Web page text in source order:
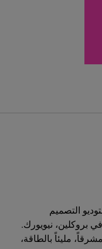
التصميم
بروكلين، نيويورك.
مليئاً بالطاقة،